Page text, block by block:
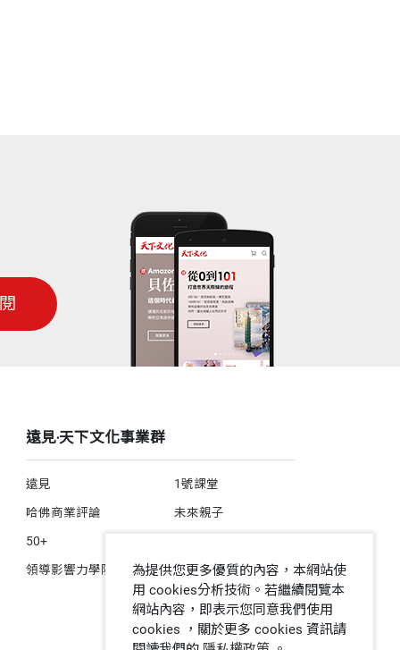
，企圖將這個追尋基因過程的全貌，呈
家既合作又競爭的運動員精神，以及
地呈現在讀者眼前。我們可以毫不費
受到現代分子生物學對社會未來的影
發揮它的力量和影響。它不僅可以透
的休斯醫學研究所就是一個好例子。休
）捐給了休斯醫學研究基金會，作為
研究最重要的力量之一。在書中大多
遠見‧天下文化事業群
遠見
哈佛商業評論
50+
領導影響力學院
1號課堂
未來親子
為提供您更多優質的內容，本網站使
用 cookies分析技術。若繼續閱覽本
網站內容，即表示您同意我們使用
cookies ，關於更多 cookies 資訊請